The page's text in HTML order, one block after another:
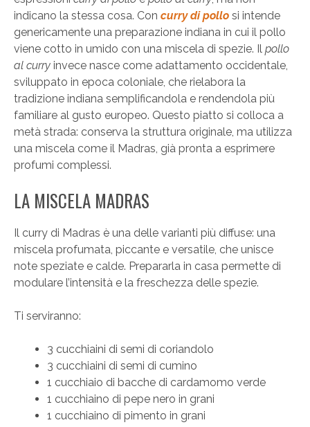
indicano la stessa cosa. Con curry di pollo si intende
genericamente una preparazione indiana in cui il pollo
viene cotto in umido con una miscela di spezie. Il pollo
al curry invece nasce come adattamento occidentale,
sviluppato in epoca coloniale, che rielabora la
tradizione indiana semplificandola e rendendola più
familiare al gusto europeo. Questo piatto si colloca a
metà strada: conserva la struttura originale, ma utilizza
una miscela come il Madras, già pronta a esprimere
profumi complessi.
LA MISCELA MADRAS
Il curry di Madras è una delle varianti più diffuse: una
miscela profumata, piccante e versatile, che unisce
note speziate e calde. Prepararla in casa permette di
modulare l’intensità e la freschezza delle spezie.
Ti serviranno:
3 cucchiaini di semi di coriandolo
3 cucchiaini di semi di cumino
1 cucchiaio di bacche di cardamomo verde
1 cucchiaino di pepe nero in grani
1 cucchiaino di pimento in grani